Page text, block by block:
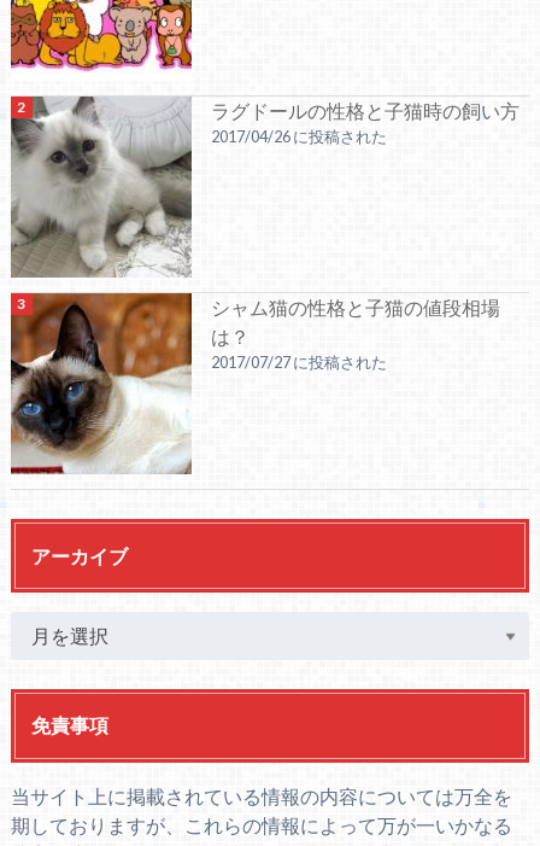
ラグドールの性格と子猫時の飼い方
2017/04/26 に投稿された
シャム猫の性格と子猫の値段相場
は？
2017/07/27 に投稿された
アーカイブ
免責事項
当サイト上に掲載されている情報の内容については万全を
期しておりますが、これらの情報によって万が一いかなる